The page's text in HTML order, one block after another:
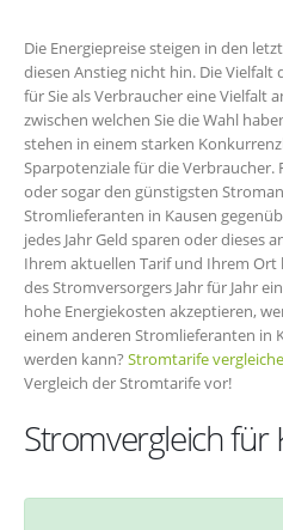
Die Energiepreise steigen in den
diesen Anstieg nicht hin. Die
für Sie als Verbraucher eine Vielfalt
zwischen welchen Sie die Wahl
stehen in einem starken
Sparpotenziale für die Verbraucher.
oder sogar den günstigsten
Stromlieferanten in Kausen
jedes Jahr Geld sparen oder dieses
Ihrem aktuellen Tarif und Ihrem Ort
des Stromversorgers Jahr für Jahr
hohe Energiekosten akzeptieren,
einem anderen Stromlieferanten in
werden kann? Stromtarife
Vergleich der Stromtarife vor!
Stromvergleich für